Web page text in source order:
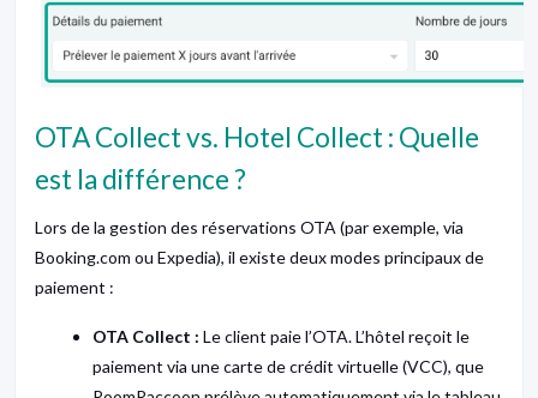
OTA Collect vs. Hotel Collect : Quelle
est la différence ?
Lors de la gestion des réservations OTA (par exemple, via
Booking.com ou Expedia), il existe deux modes principaux de
paiement :
OTA Collect : Le client paie l’OTA. L’hôtel reçoit le
paiement via une carte de crédit virtuelle (VCC), que